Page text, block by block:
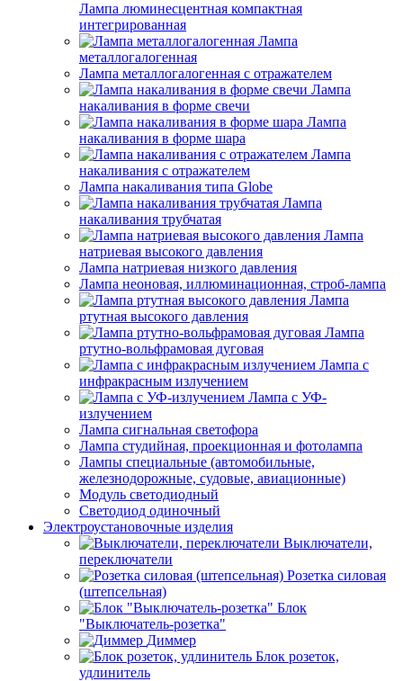
Лампа люминесцентная компактная
интегрированная
Лампа
металлогалогенная
Лампа металлогалогенная с отражателем
Лампа
накаливания в форме свечи
Лампа
накаливания в форме шара
Лампа
накаливания с отражателем
Лампа накаливания типа Globe
Лампа
накаливания трубчатая
Лампа
натриевая высокого давления
Лампа натриевая низкого давления
Лампа неоновая, иллюминационная, строб-лампа
Лампа
ртутная высокого давления
Лампа
ртутно-вольфрамовая дуговая
Лампа с
инфракрасным излучением
Лампа с УФ-
излучением
Лампа сигнальная светофора
Лампа студийная, проекционная и фотолампа
Лампы специальные (автомобильные,
железнодорожные, судовые, авиационные)
Модуль светодиодный
Светодиод одиночный
Электроустановочные изделия
Выключатели,
переключатели
Розетка силовая
(штепсельная)
Блок
"Выключатель-розетка"
Диммер
Блок розеток,
удлинитель